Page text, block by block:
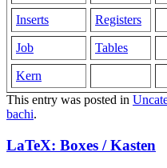
Inserts Registers
Job Tables
Kern
This entry was posted in
bachi.
LaTeX: Boxes / Kasten